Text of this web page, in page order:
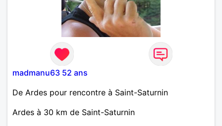
madmanu63 52 ans
De Ardes pour rencontre à Saint-Saturnin
Ardes à 30 km de Saint-Saturnin